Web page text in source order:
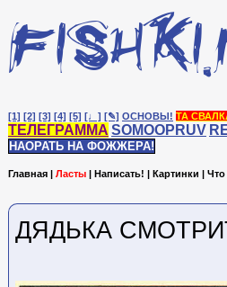
[1] [2] [3] [4] [5] [♩] [✎] ОСНОВЫ! ТА
ТЕЛЕГРАММА SOMOOPRUV
НАОРАТЬ НА ФОЖЖЕРА!
Главная | Ласты | Написать! | Картинки |
ДЯДЬКА